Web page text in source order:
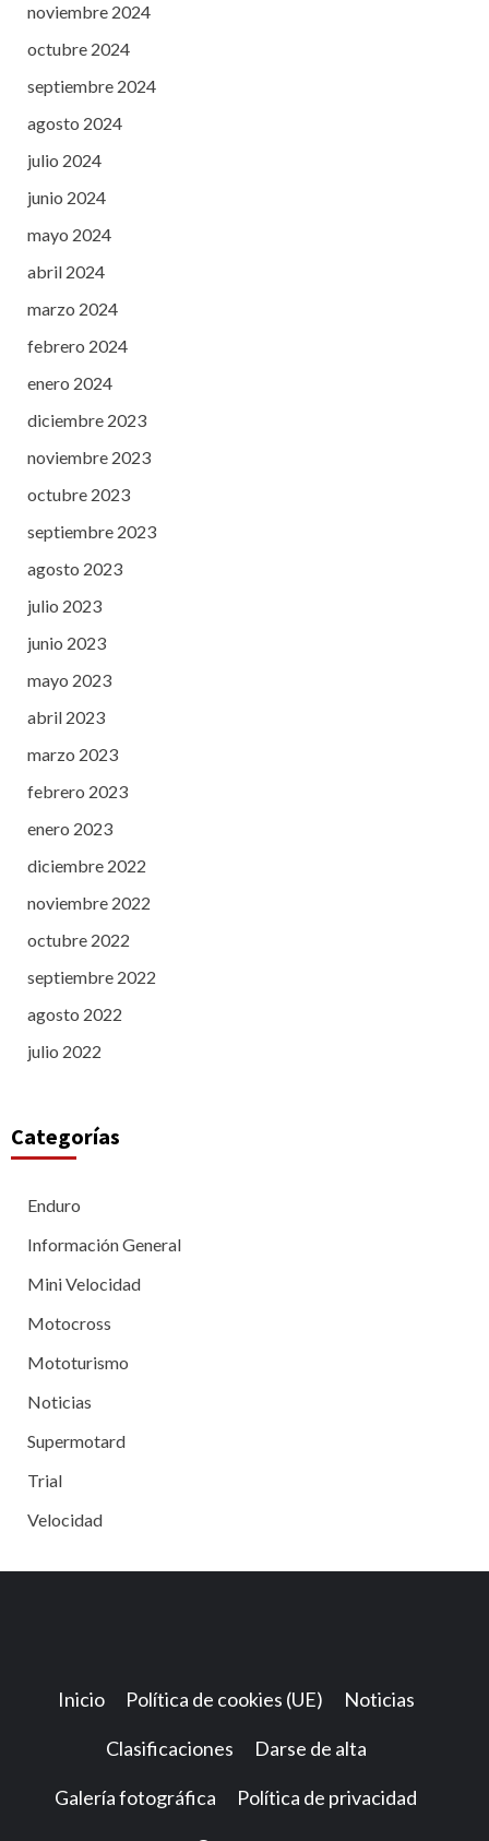
noviembre 2024
octubre 2024
septiembre 2024
agosto 2024
julio 2024
junio 2024
mayo 2024
abril 2024
marzo 2024
febrero 2024
enero 2024
diciembre 2023
noviembre 2023
octubre 2023
septiembre 2023
agosto 2023
julio 2023
junio 2023
mayo 2023
abril 2023
marzo 2023
febrero 2023
enero 2023
diciembre 2022
noviembre 2022
octubre 2022
septiembre 2022
agosto 2022
julio 2022
Categorías
Enduro
Información General
Mini Velocidad
Motocross
Mototurismo
Noticias
Supermotard
Trial
Velocidad
Inicio Política de cookies (UE) Noticias
Clasificaciones Darse de alta
Galería fotográfica Política de privacidad